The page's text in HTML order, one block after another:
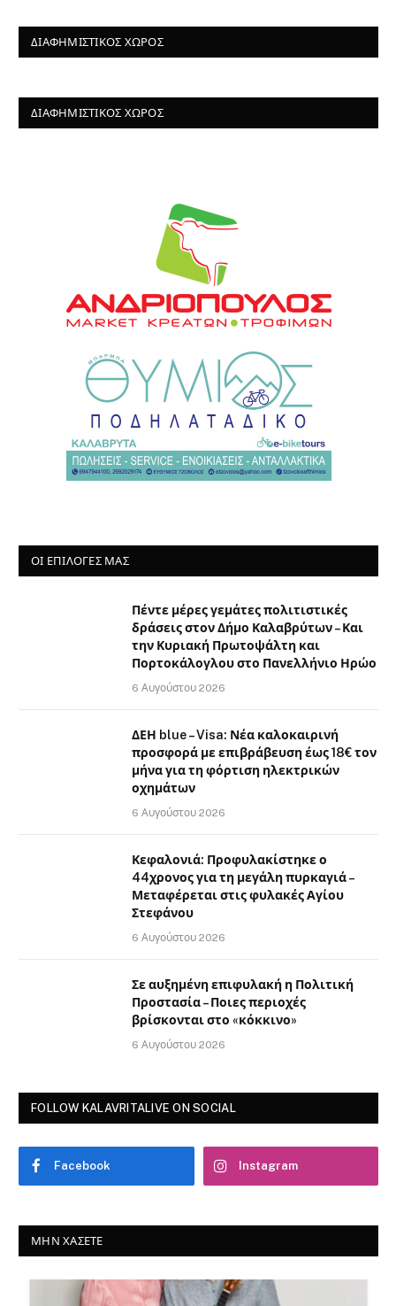
ΔΙΑΦΗΜΙΣΤΙΚΌΣ ΧΏΡΟΣ
ΔΙΑΦΗΜΙΣΤΙΚΌΣ ΧΏΡΟΣ
ΟΙ ΕΠΙΛΟΓΈΣ ΜΑΣ
Πέντε μέρες γεμάτες πολιτιστικές
δράσεις στον Δήμο Καλαβρύτων – Και
την Κυριακή Πρωτοψάλτη και
Πορτοκάλογλου στο Πανελλήνιο Ηρώο
6 Αυγούστου 2026
ΔΕΗ blue – Visa: Νέα καλοκαιρινή
προσφορά με επιβράβευση έως 18€ τον
μήνα για τη φόρτιση ηλεκτρικών
οχημάτων
6 Αυγούστου 2026
Κεφαλονιά: Προφυλακίστηκε ο
44χρονος για τη μεγάλη πυρκαγιά –
Μεταφέρεται στις φυλακές Αγίου
Στεφάνου
6 Αυγούστου 2026
Σε αυξημένη επιφυλακή η Πολιτική
Προστασία – Ποιες περιοχές
βρίσκονται στο «κόκκινο»
6 Αυγούστου 2026
FOLLOW KALAVRITALIVE ON SOCIAL
Facebook Instagram
ΜΗΝ ΧΆΣΕΤΕ